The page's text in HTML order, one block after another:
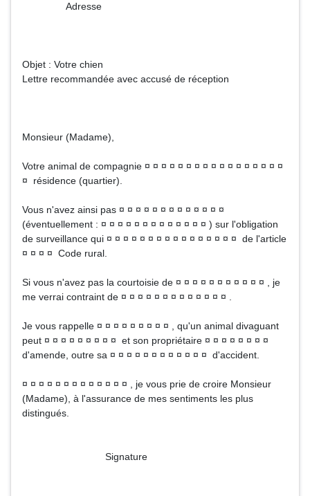
Adresse
Objet : Votre chien
Lettre recommandée avec accusé de réception
Monsieur (Madame),
Votre animal de compagnie ¤ ¤ ¤ ¤ ¤ ¤ ¤ ¤ ¤ ¤ ¤ ¤ ¤ ¤ ¤ ¤ ¤
¤ résidence (quartier).
Vous n'avez ainsi pas ¤ ¤ ¤ ¤ ¤ ¤ ¤ ¤ ¤ ¤ ¤ ¤ ¤
(éventuellement : ¤ ¤ ¤ ¤ ¤ ¤ ¤ ¤ ¤ ¤ ¤ ¤ ¤ ) sur l'obligation
de surveillance qui ¤ ¤ ¤ ¤ ¤ ¤ ¤ ¤ ¤ ¤ ¤ ¤ ¤ ¤ ¤ ¤ de l'article
¤ ¤ ¤ ¤ Code rural.
Si vous n'avez pas la courtoisie de ¤ ¤ ¤ ¤ ¤ ¤ ¤ ¤ ¤ ¤ ¤ , je
me verrai contraint de ¤ ¤ ¤ ¤ ¤ ¤ ¤ ¤ ¤ ¤ ¤ ¤ ¤ .
Je vous rappelle ¤ ¤ ¤ ¤ ¤ ¤ ¤ ¤ ¤ , qu'un animal divaguant
peut ¤ ¤ ¤ ¤ ¤ ¤ ¤ ¤ ¤ et son propriétaire ¤ ¤ ¤ ¤ ¤ ¤ ¤ ¤
d'amende, outre sa ¤ ¤ ¤ ¤ ¤ ¤ ¤ ¤ ¤ ¤ ¤ ¤ d'accident.
¤ ¤ ¤ ¤ ¤ ¤ ¤ ¤ ¤ ¤ ¤ ¤ ¤ , je vous prie de croire Monsieur
(Madame), à l'assurance de mes sentiments les plus
distingués.
Signature